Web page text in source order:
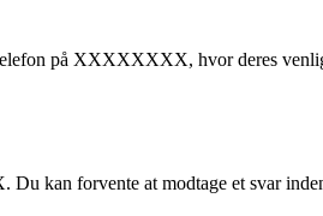
på XXXXXXXX, hvor deres
kan forvente at modtage et svar